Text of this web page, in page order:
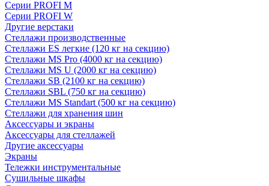
Серии PROFI M
Серии PROFI W
Другие верстаки
Стеллажи производственные
Стеллажи ES легкие (120 кг на секцию)
Стеллажи MS Pro (4000 кг на секцию)
Стеллажи MS U (2000 кг на секцию)
Стеллажи SB (2100 кг на секцию)
Стеллажи SBL (750 кг на секцию)
Стеллажи MS Standart (500 кг на секцию)
Стеллажи для хранения шин
Аксессуары и экраны
Аксессуары для стеллажей
Другие аксессуары
Экраны
Тележки инструментальные
Сушильные шкафы